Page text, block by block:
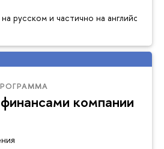
русском и частично на английском
компании